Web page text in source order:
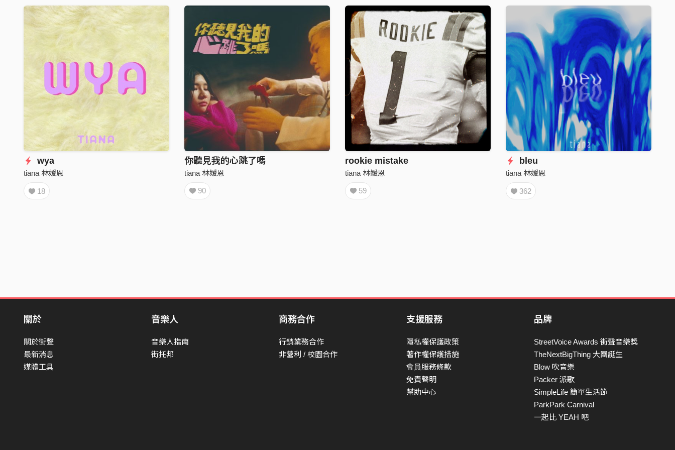
wya
tiana 林媛恩
18
你聽見我的心跳了嗎
tiana 林媛恩
90
rookie mistake
tiana 林媛恩
59
bleu
tiana 林媛恩
362
關於
關於街聲
最新消息
媒體工具
音樂人
音樂人指南
街托邦
商務合作
行銷業務合作
非營利 / 校園合作
支援服務
隱私權保護政策
著作權保護措施
會員服務條款
免責聲明
幫助中心
品牌
StreetVoice Awards 街聲音樂獎
TheNextBigThing 大團誕生
Blow 吹音樂
Packer 派歌
SimpleLife 簡單生活節
ParkPark Carnival
一起比 YEAH 吧